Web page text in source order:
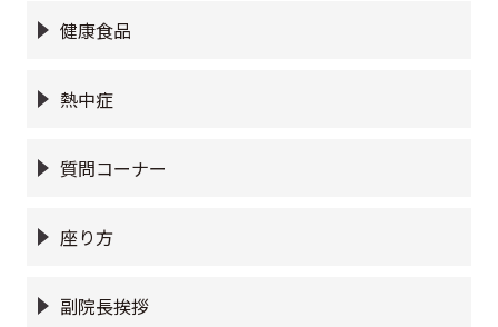
健康食品
熱中症
質問コーナー
座り方
副院長挨拶